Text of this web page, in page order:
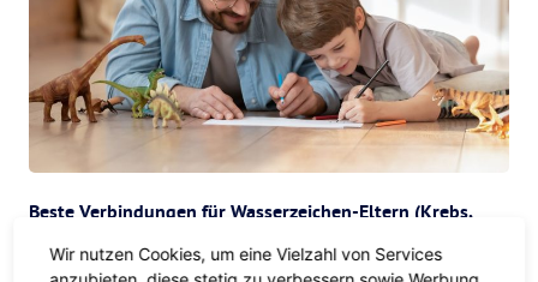
Beste Verbindungen für Wasserzeichen-Eltern (Krebs,
Skorpion, Fische)
Wir nutzen Cookies, um eine Vielzahl von Services